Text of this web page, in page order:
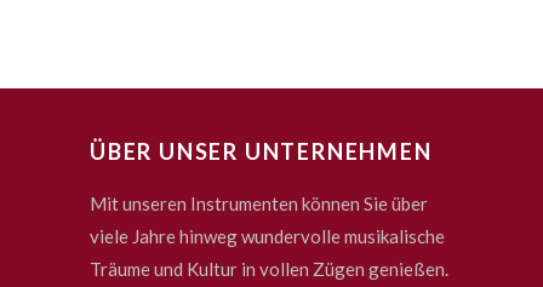
ÜBER UNSER UNTERNEHMEN
Mit unseren Instrumenten können Sie über
viele Jahre hinweg wundervolle musikalische
Träume und Kultur in vollen Zügen genießen.